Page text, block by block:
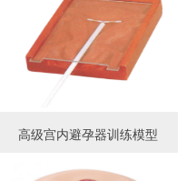
高级宫内避孕器训练模型